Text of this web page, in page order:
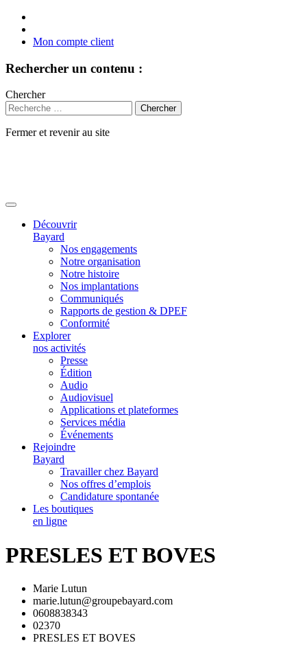
Mon compte client
Rechercher un contenu :
Chercher
Fermer et revenir au site
Découvrir
Bayard
Nos engagements
Notre organisation
Notre histoire
Nos implantations
Communiqués
Rapports de gestion & DPEF
Conformité
Explorer
nos activités
Presse
Édition
Audio
Audiovisuel
Applications et plateformes
Services média
Événements
Rejoindre
Bayard
Travailler chez Bayard
Nos offres d’emplois
Candidature spontanée
Les boutiques
en ligne
PRESLES ET BOVES
Marie Lutun
marie.lutun@groupebayard.com
0608838343
02370
PRESLES ET BOVES